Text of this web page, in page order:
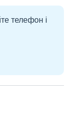
телефон і